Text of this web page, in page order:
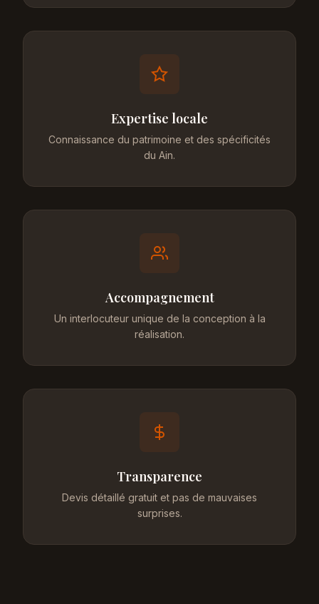
Expertise locale
Connaissance du patrimoine et des spécificités
du Ain.
Accompagnement
Un interlocuteur unique de la conception à la
réalisation.
Transparence
Devis détaillé gratuit et pas de mauvaises
surprises.